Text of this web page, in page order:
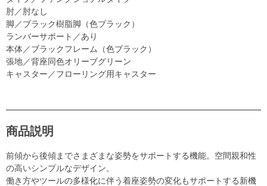
肘／肘なし
脚／ブラック樹脂脚（色ブラック）
ランバーサポート／あり
本体／ブラックフレーム（色ブラック）
張地／背座同色オリーブグリーン
キャスター／フローリング用キャスター
商品説明
前傾から後傾までさまざまな姿勢をサポートする機能。空間親和性
の高いシンプルなデザイン。
働き方やツールの多様化に伴う着座姿勢の変化もサポートする新機